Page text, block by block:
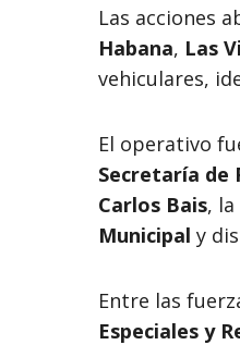
Las acciones
Habana, Las
vehiculares,
El operativo
Secretaría de
Carlos Bais, la
Municipal y
Entre las
Especiales y